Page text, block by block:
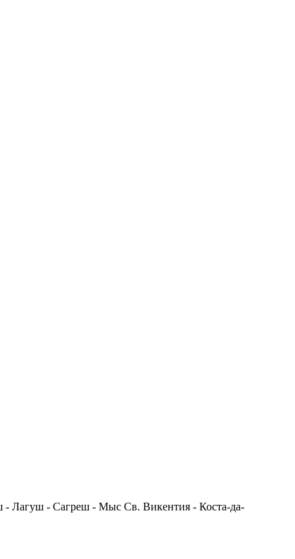
- Лагуш - Сагреш - Мыс Св. Викентия - Коста-да-